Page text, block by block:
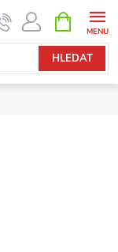
HLEDAT
NÁKUPNÍ
KOŠÍK